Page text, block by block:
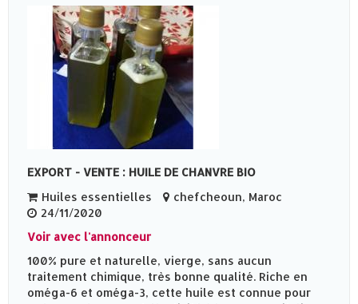
EXPORT - VENTE : HUILE DE CHANVRE BIO
Huiles essentielles
chefcheoun, Maroc
24/11/2020
Voir avec l'annonceur
100% pure et naturelle, vierge, sans aucun
traitement chimique, très bonne qualité. Riche en
oméga-6 et oméga-3, cette huile est connue pour